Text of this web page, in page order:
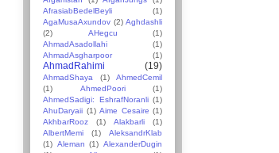
AfrasiabBedelBeyli
(1)
AgaMusaAxundov (2) Aghdashli
(2)
AHegcu
(1)
AhmadAsadollahi
(1)
AhmadAsgharpoor
(1)
AhmadRahimi (19)
AhmadShaya (1)
AhmedCemil
(1)
AhmedPoori
(1)
AhmedSadigi: EshrafNoranli (1)
AhuDaryaii (1) Aime Cesaire (1)
AkhbarRooz
(1) Alakbarli
(1)
AlbertMemi
(1)
AleksandrKlab
(1) Aleman (1) AlexanderDugin